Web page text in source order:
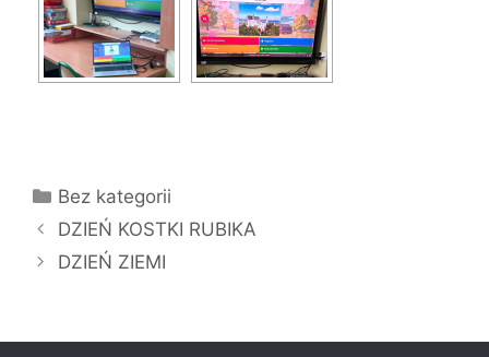
Kategorie
Bez kategorii
DZIEŃ KOSTKI RUBIKA
DZIEŃ ZIEMI